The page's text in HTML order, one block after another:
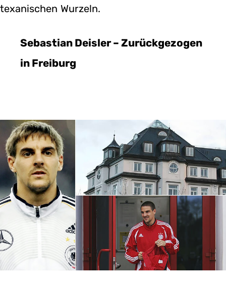
texanischen Wurzeln.
Sebastian Deisler – Zurückgezogen
in Freiburg